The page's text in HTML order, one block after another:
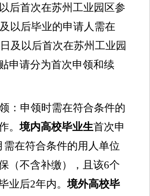
后首次在苏州工业园区参
以后毕业的申请人需在
日及以后首次在苏州工业园
申请分为首次申领和续
： 申领时需在符合条件的
。境内高校毕业生首次申
需在符合条件的用人单位
（不含补缴），且该6个
业后2年内。境外高校毕